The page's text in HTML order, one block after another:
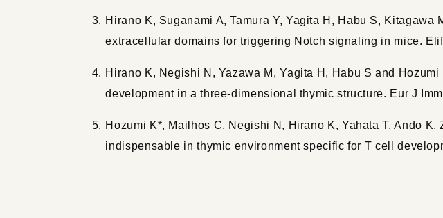
Hirano K, Suganami A, Tamura Y, Yagita H, Habu S,
extracellular domains for triggering Notch signaling in mice.
Hirano K, Negishi N, Yazawa M, Yagita H, Habu S and
development in a three-dimensional thymic structure. Eur J
Hozumi K*, Mailhos C, Negishi N, Hirano K, Yahata T, Ando
indispensable in thymic environment specific for T cell